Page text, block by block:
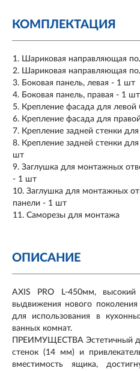
КОМПЛЕКТАЦИЯ
Шариковая направляющая
Шариковая направляющая
Боковая панель, левая - 1 шт
Боковая панель, правая - 1 шт
Крепление фасада для
Крепление фасада для
Крепление задней стенки
Крепление задней стенки
шт
Заглушка для монтажных
- 1 шт
Заглушка для монтажных
панели - 1 шт
Саморезы для монтажа
ОПИСАНИЕ
AXIS PRO L-450мм,
выдвижения нового
для использования в
ванных комнат.
ПРЕИМУЩЕСТВА Эстетичный
стенок (14 мм) и
вместимость ящика,